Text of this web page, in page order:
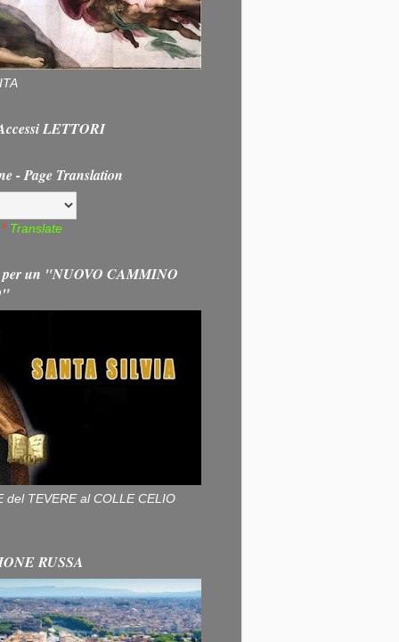
LETTORI
- Page Translation
Translate
per un "NUOVO CAMMINO
del TEVERE al COLLE CELIO
RUSSA